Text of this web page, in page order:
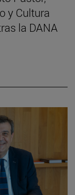
y Cultura
la DANA